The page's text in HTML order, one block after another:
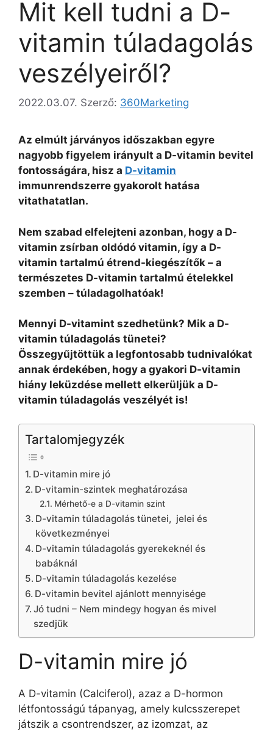
Mit kell tudni a D-
vitamin túladagolás
veszélyeiről?
2022.03.07. Szerző: 360Marketing
Az elmúlt járványos időszakban egyre
nagyobb figyelem irányult a D-vitamin bevitel
fontosságára, hisz a D-vitamin
immunrendszerre gyakorolt hatása
vitathatatlan.
Nem szabad elfelejteni azonban, hogy a D-
vitamin zsírban oldódó vitamin, így a D-
vitamin tartalmú étrend-kiegészítők – a
természetes D-vitamin tartalmú ételekkel
szemben – túladagolhatóak!
Mennyi D-vitamint szedhetünk? Mik a D-
vitamin túladagolás tünetei?
Összegyűjtöttük a legfontosabb tudnivalókat
annak érdekében, hogy a gyakori D-vitamin
hiány leküzdése mellett elkerüljük a D-
vitamin túladagolás veszélyét is!
Tartalomjegyzék
D-vitamin mire jó
D-vitamin-szintek meghatározása
Mérhető-e a D-vitamin szint
D-vitamin túladagolás tünetei, jelei és
következményei
D-vitamin túladagolás gyerekeknél és
babáknál
D-vitamin túladagolás kezelése
D-vitamin bevitel ajánlott mennyisége
Jó tudni – Nem mindegy hogyan és mivel
szedjük
D-vitamin mire jó
A D-vitamin (Calciferol), azaz a D-hormon
létfontosságú tápanyag, amely kulcsszerepet
játszik a csontrendszer, az izomzat, az